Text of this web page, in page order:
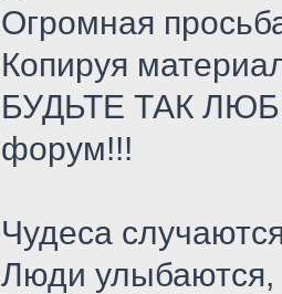
Огромная
Копируя
БУДЬТЕ ТАК
форум!!!
Чудеса
Люди улыбаются,